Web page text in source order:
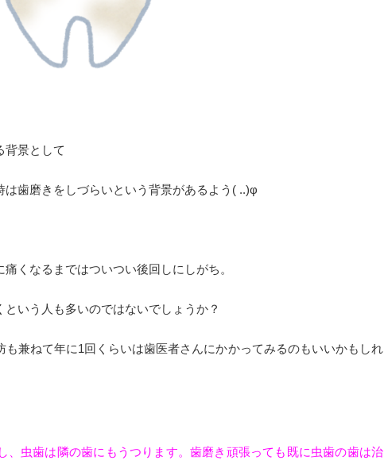
背景として
歯磨きをしづらいという背景があるよう( ..)φ
くなるまではついつい後回しにしがち。
いう人も多いのではないでしょうか？
兼ねて年に1回くらいは歯医者さんにかかってみるのもいいかもしれ
、虫歯は隣の歯にもうつります。歯磨き頑張っても既に虫歯の歯は治